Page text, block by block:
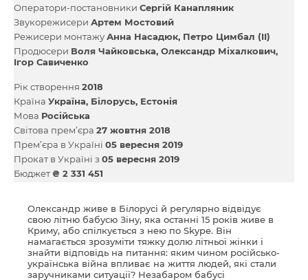
Оператори-постановники Сергій Канапляник
Звукорежисери Артем Мостовий
Режисери монтажуАнна Насадюк Петро Цимбал (II)
Продюсери Воля Чайковська Олександр Міхалкович
Ігор Савиченко
Рік створення 2018
Країна Україна Білорусь Естонія
Мова Російська
Світова прем’єра 27 жовтня 2018
Прем’єра в Україні 05 вересня 2019
Прокат в Україні з 05 вересня 2019
Бюджет ₴ 2 331 451
Олександр живе в Білорусі й регулярно відвідує
свою літню бабусю Зіну, яка останні 15 років живе в
Криму, або спілкується з нею по Skype. Він
намагається зрозуміти тяжку долю літньої жінки і
знайти відповідь на питання: яким чином російсько-
українська війна впливає на життя людей, які стали
заручниками ситуації? Незабаром бабусі